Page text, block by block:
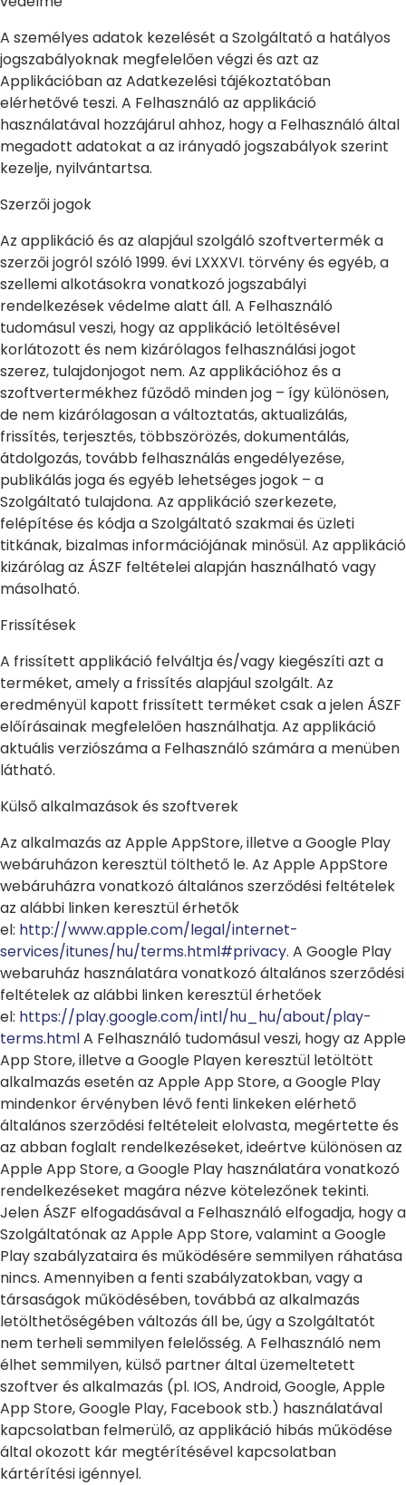
A személyes adatok kezelését a Szolgáltató a hatályos
jogszabályoknak megfelelően végzi és azt az
Applikációban az Adatkezelési tájékoztatóban
elérhetővé teszi. A Felhasználó az applikáció
használatával hozzájárul ahhoz, hogy a Felhasználó által
megadott adatokat a az irányadó jogszabályok szerint
kezelje, nyilvántartsa.
Szerzői jogok
Az applikáció és az alapjául szolgáló szoftvertermék a
szerzői jogról szóló 1999. évi LXXXVI. törvény és egyéb, a
szellemi alkotásokra vonatkozó jogszabályi
rendelkezések védelme alatt áll. A Felhasználó
tudomásul veszi, hogy az applikáció letöltésével
korlátozott és nem kizárólagos felhasználási jogot
szerez, tulajdonjogot nem. Az applikációhoz és a
szoftvertermékhez fűződő minden jog – így különösen,
de nem kizárólagosan a változtatás, aktualizálás,
frissítés, terjesztés, többszörözés, dokumentálás,
átdolgozás, tovább felhasználás engedélyezése,
publikálás joga és egyéb lehetséges jogok – a
Szolgáltató tulajdona. Az applikáció szerkezete,
felépítése és kódja a Szolgáltató szakmai és üzleti
titkának, bizalmas információjának minősül. Az applikáció
kizárólag az ÁSZF feltételei alapján használható vagy
másolható.
Frissítések
A frissített applikáció felváltja és/vagy kiegészíti azt a
terméket, amely a frissítés alapjául szolgált. Az
eredményül kapott frissített terméket csak a jelen ÁSZF
előírásainak megfelelően használhatja. Az applikáció
aktuális verziószáma a Felhasználó számára a menüben
látható.
Külső alkalmazások és szoftverek
Az alkalmazás az Apple AppStore, illetve a Google Play
webáruházon keresztül tölthető le. Az Apple AppStore
webáruházra vonatkozó általános szerződési feltételek
az alábbi linken keresztül érhetők
el: http://www.apple.com/legal/internet-
services/itunes/hu/terms.html#privacy. A Google Play
webaruház használatára vonatkozó általános szerződési
feltételek az alábbi linken keresztül érhetőek
el: https://play.google.com/intl/hu_hu/about/play-
terms.htmlA Felhasználó tudomásul veszi, hogy az Apple
App Store, illetve a Google Playen keresztül letöltött
alkalmazás esetén az Apple App Store, a Google Play
mindenkor érvényben lévő fenti linkeken elérhető
általános szerződési feltételeit elolvasta, megértette és
az abban foglalt rendelkezéseket, ideértve különösen az
Apple App Store, a Google Play használatára vonatkozó
rendelkezéseket magára nézve kötelezőnek tekinti.
Jelen ÁSZF elfogadásával a Felhasználó elfogadja, hogy a
Szolgáltatónak az Apple App Store, valamint a Google
Play szabályzataira és működésére semmilyen ráhatása
nincs. Amennyiben a fenti szabályzatokban, vagy a
társaságok működésében, továbbá az alkalmazás
letölthetőségében változás áll be, úgy a Szolgáltatót
nem terheli semmilyen felelősség. A Felhasználó nem
élhet semmilyen, külső partner által üzemeltetett
szoftver és alkalmazás (pl. IOS, Android, Google, Apple
App Store, Google Play, Facebook stb.) használatával
kapcsolatban felmerülő, az applikáció hibás működése
által okozott kár megtérítésével kapcsolatban
kártérítési igénnyel.